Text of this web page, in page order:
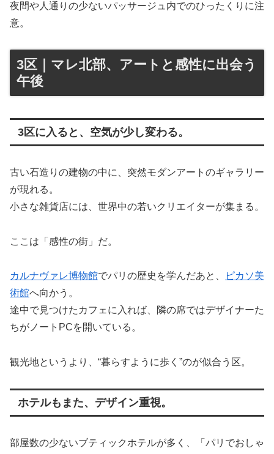
夜間や人通りの少ないパッサージュ内でのひったくりに注
意。
3区｜マレ北部、アートと感性に出会う
午後
3区に入ると、空気が少し変わる。
古い石造りの建物の中に、突然モダンアートのギャラリー
が現れる。
小さな雑貨店には、世界中の若いクリエイターが集まる。
ここは「感性の街」だ。
カルナヴァレ博物館でパリの歴史を学んだあと、
ピカソ美
術館へ向かう。
途中で見つけたカフェに入れば、隣の席ではデザイナーた
ちがノートPCを開いている。
観光地というより、“暮らすように歩く”のが似合う区。
ホテルもまた、デザイン重視。
部屋数の少ないブティックホテルが多く、「パリでおしゃ